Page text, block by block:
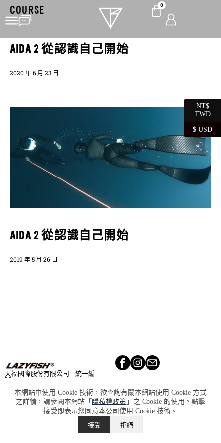
本網站中使用 Cookie 技術，欲查詢有關本網站使用 Cookie 方式
之詳情，請參閱本網站「 隱私權政策 」之 Cookie 的使用。點擊
接受即表示您同意本公司使用 Cookie 技術。
接受 拒絕
0
COURSE
AIDA 2 從認識自己開始
2020 年 6 月 23 日
AIDA 2 從認識自己開始
2019 年 5 月 26 日
天福國際股份有限公司 統一編
號：90020668
About​
Press
Lookbook​
Retailers​
Terms &
Conditions
NT$
TWD
$ USD